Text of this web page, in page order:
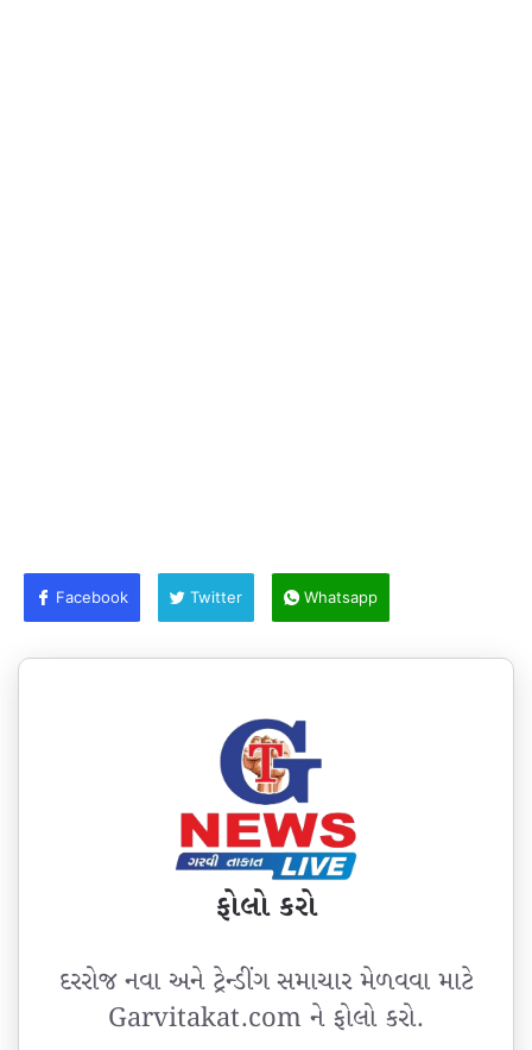
Facebook Twitter Whatsapp
ફોલો કરો
દરરોજ નવા અને ટ્રેન્ડીંગ સમાચાર મેળવવા માટે
Garvitakat.com ને ફોલો કરો.